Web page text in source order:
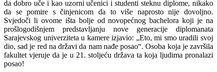
da dobro uče i kao uzorni učenici i studenti steknu diplome, nikako
da se pomire s činjenicom da to više naprosto nije dovoljno.
Svjedoči li ovome išta bolje od novopećnog bachelora koji je na
prošlogodišnjem predstavljanju nove generacije diplomanata
Sarajevskog univerziteta u kamere izjavio: „Eto, mi smo uradili svoj
dio, sad je red na državi da nam nađe posao“. Osoba koja je završila
fakultet vjeruje da je u 21. stoljeću država ta koja ljudima pronalazi
posao!